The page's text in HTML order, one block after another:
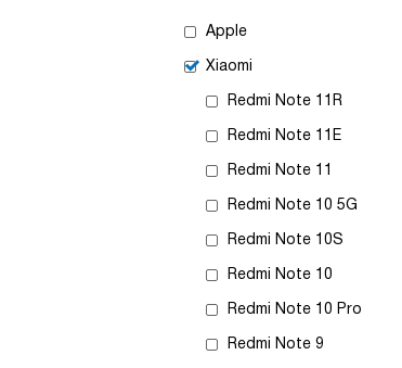
Apple
Xiaomi
Redmi Note 11R
Redmi Note 11E
Redmi Note 11
Redmi Note 10 5G
Redmi Note 10S
Redmi Note 10
Redmi Note 10 Pro
Redmi Note 9